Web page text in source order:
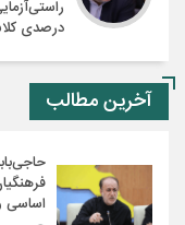
درصدی
آخرین مطالب
اساسی